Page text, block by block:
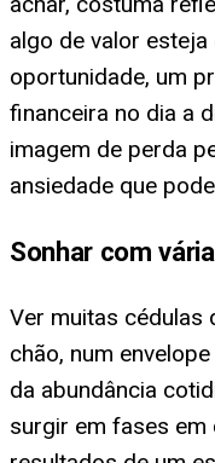
algo de valor
oportunidade, um
financeira no dia a
imagem de perda
ansiedade que
Sonhar com
Ver muitas cédulas
chão, num
da abundância
surgir em fases em